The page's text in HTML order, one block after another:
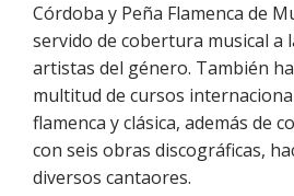
Córdoba y Peña Flamenca de
servido de cobertura musical a
artistas del género. También
multitud de cursos
flamenca y clásica, además de
con seis obras discográficas,
diversos cantaores.